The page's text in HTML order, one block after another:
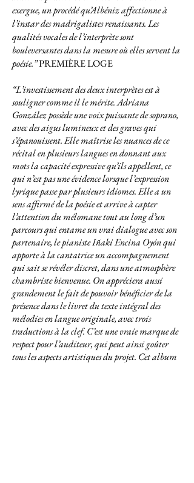
exergue, un procédé qu’Albéniz affectionne à
l’instar des madrigalistes renaissants. Les
qualités vocales de l’interprète sont
bouleversantes dans la mesure où elles servent la
poésie.”PREMIÈRE LOGE
“L’investissement des deux interprètes est à
souligner comme il le mérite. Adriana
González possède une voix puissante de soprano,
avec des aigus lumineux et des graves qui
s’épanouissent. Elle maîtrise les nuances de ce
récital en plusieurs langues en donnant aux
mots la capacité expressive qu’ils appellent, ce
qui n’est pas une évidence lorsque l’expression
lyrique passe par plusieurs idiomes. Elle a un
sens affirmé de la poésie et arrive à capter
l’attention du mélomane tout au long d’un
parcours qui entame un vrai dialogue avec son
partenaire, le pianiste Iñaki Encina Oyón qui
apporte à la cantatrice un accompagnement
qui sait se révéler discret, dans une atmosphère
chambriste bienvenue. On appréciera aussi
grandement le fait de pouvoir bénéficier de la
présence dans le livret du texte intégral des
mélodies en langue originale, avec trois
traductions à la clef. C’est une vraie marque de
respect pour l’auditeur, qui peut ainsi goûter
tous les aspects artistiques du projet. Cet album